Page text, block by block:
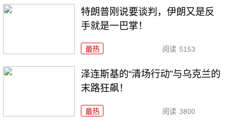
特朗普刚说要谈判，伊朗又是反
手就是一巴掌！
最热 阅读 5153
泽连斯基的“清场行动”与乌克兰的
末路狂飙！
最热 阅读 3800